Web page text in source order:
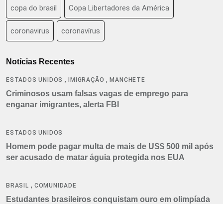
copa do brasil Copa Libertadores da América
coronavirus coronavírus
Notícias Recentes
ESTADOS UNIDOS ,IMIGRAÇÃO ,MANCHETE
Criminosos usam falsas vagas de emprego para
enganar imigrantes, alerta FBI
ESTADOS UNIDOS
Homem pode pagar multa de mais de US$ 500 mil após
ser acusado de matar águia protegida nos EUA
BRASIL , COMUNIDADE
Estudantes brasileiros conquistam ouro em olimpíada